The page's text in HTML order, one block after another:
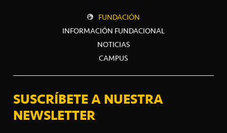
FUNDACIÓN
INFORMACIÓN FUNDACIONAL
NOTICIAS
CAMPUS
SUSCRÍBETE A NUESTRA
NEWSLETTER